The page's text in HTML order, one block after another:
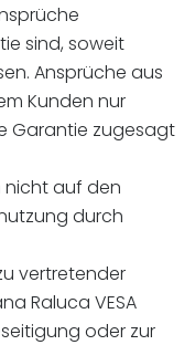
sind, soweit
Ansprüche aus
Kunden nur
Garantie zugesagt
nicht auf den
durch
vertretender
Raluca VESA
oder zur